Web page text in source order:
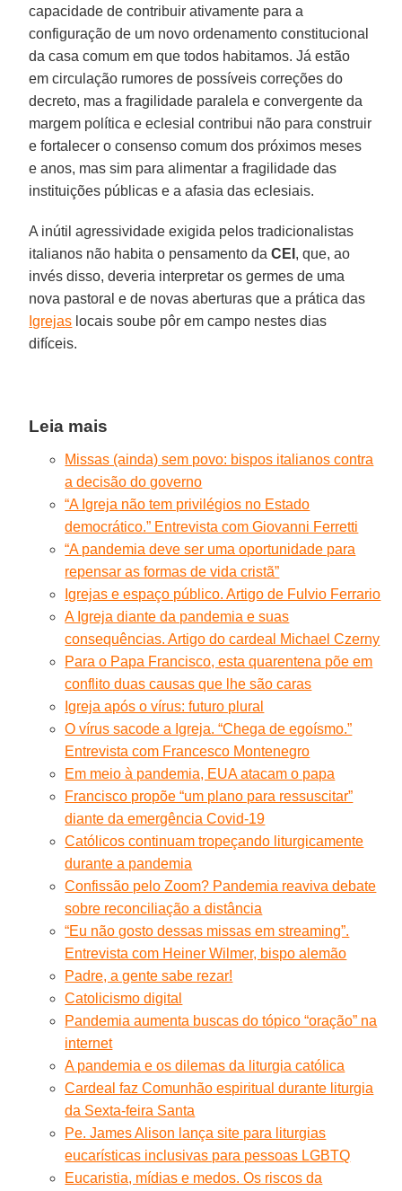
capacidade de contribuir ativamente para a
configuração de um novo ordenamento constitucional
da casa comum em que todos habitamos. Já estão
em circulação rumores de possíveis correções do
decreto, mas a fragilidade paralela e convergente da
margem política e eclesial contribui não para construir
e fortalecer o consenso comum dos próximos meses
e anos, mas sim para alimentar a fragilidade das
instituições públicas e a afasia das eclesiais.
A inútil agressividade exigida pelos tradicionalistas
italianos não habita o pensamento daCEI , que, ao
invés disso, deveria interpretar os germes de uma
nova pastoral e de novas aberturas que a prática das
Igrejas locais soube pôr em campo nestes dias
difíceis.
Leia mais
Missas (ainda) sem povo: bispos italianos contra
a decisão do governo
“A Igreja não tem privilégios no Estado
democrático.” Entrevista com Giovanni Ferretti
“A pandemia deve ser uma oportunidade para
repensar as formas de vida cristã”
Igrejas e espaço público. Artigo de Fulvio Ferrario
A Igreja diante da pandemia e suas
consequências. Artigo do cardeal Michael Czerny
Para o Papa Francisco, esta quarentena põe em
conflito duas causas que lhe são caras
Igreja após o vírus: futuro plural
O vírus sacode a Igreja. “Chega de egoísmo.”
Entrevista com Francesco Montenegro
Em meio à pandemia, EUA atacam o papa
Francisco propõe “um plano para ressuscitar”
diante da emergência Covid-19
Católicos continuam tropeçando liturgicamente
durante a pandemia
Confissão pelo Zoom? Pandemia reaviva debate
sobre reconciliação a distância
“Eu não gosto dessas missas em streaming”.
Entrevista com Heiner Wilmer, bispo alemão
Padre, a gente sabe rezar!
Catolicismo digital
Pandemia aumenta buscas do tópico “oração” na
internet
A pandemia e os dilemas da liturgia católica
Cardeal faz Comunhão espiritual durante liturgia
da Sexta-feira Santa
Pe. James Alison lança site para liturgias
eucarísticas inclusivas para pessoas LGBTQ
Eucaristia, mídias e medos. Os riscos da